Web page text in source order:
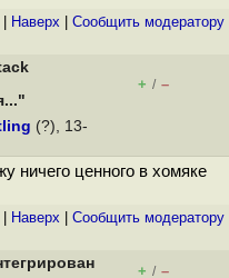
| Наверх Cообщить модератору
+ / –
(?), 13-
ничего ценного в хомяке
| Наверх Cообщить модератору
+ / –